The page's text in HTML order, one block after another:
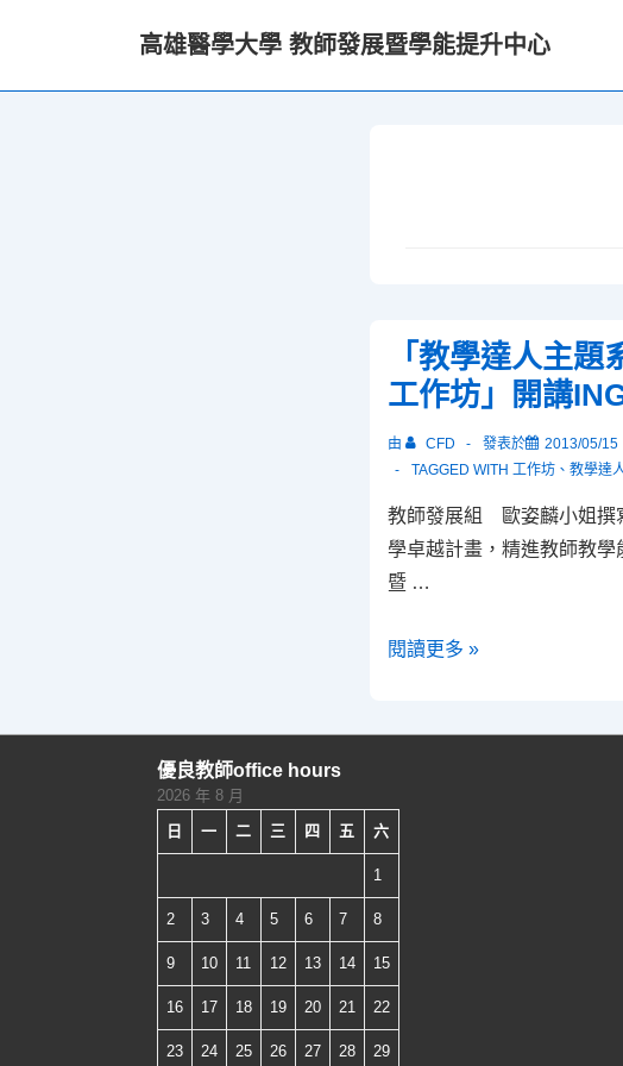
高雄醫學大學 教師發展暨學能提升中心
「教學達人主題
工作坊」開講
由 CFD 發表於 2013/05/15
TAGGED WITH 工作坊、 教學達
教師發展組 歐姿麟小姐
學卓越計畫，精進教師教學
暨 …
「教
題
座
暨
工
作
閱讀更多 »
優良教師office hours
2026 年 8 月
日
一 二 三 四 五 六
1
2 3 4 5 6 7 8
9 10 11 12 13 14 15
16 17 18 19 20 21 22
23 24 25 26 27 28 29